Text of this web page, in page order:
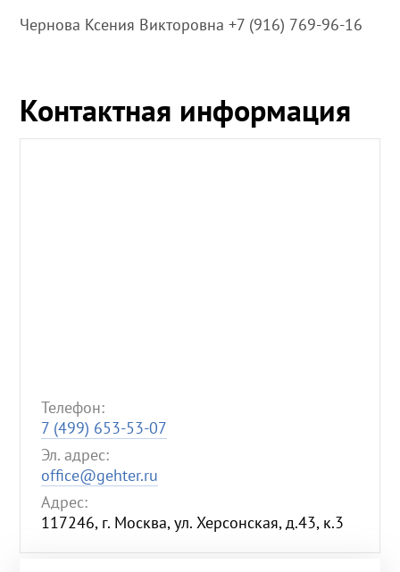
Чернова Ксения Викторовна +7 (916) 769-96-16
Контактная информация
Телефон:
7 (499) 653-53-07
Эл. адрес:
office@gehter.ru
Адрес:
117246, г. Москва, ул. Херсонская, д.43, к.3